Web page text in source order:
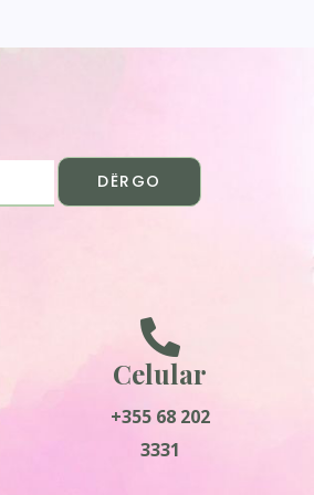
DËRGO
Celular
+355 68 202
3331